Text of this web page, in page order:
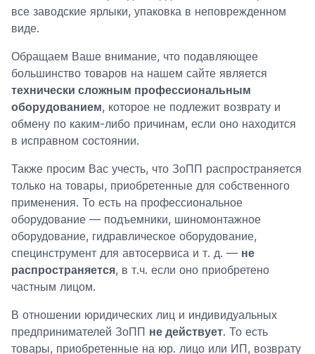
все заводские ярлыки, упаковка в неповрежденном
виде.
Обращаем Ваше внимание, что подавляющее
большинство товаров на нашем сайте является
технически сложным профессиональным
оборудованием, которое не подлежит возврату и
обмену по каким-либо причинам, если оно находится
в исправном состоянии.
Также просим Вас учесть, что ЗоПП распространяется
только на товары, приобретенные для собственного
применения. То есть на профессиональное
оборудование — подъемники, шиномонтажное
оборудование, гидравлическое оборудование,
специнструмент для автосервиса и т. д. — не
распространяется, в т.ч. если оно приобретено
частным лицом.
В отношении юридических лиц и индивидуальных
предпринимателей ЗоПП не действует. То есть
товары, приобретенные на юр. лицо или ИП, возврату